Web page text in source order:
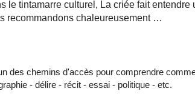
le tintamarre culturel, La criée fait
recommandons chaleureusement …
des chemins d'accès pour comprendre
- délire - récit - essai - politique - etc.